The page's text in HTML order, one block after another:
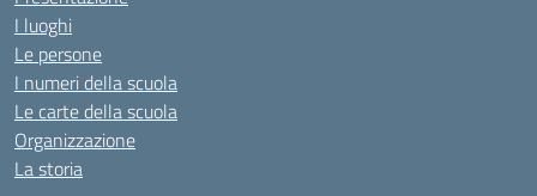
I luoghi
Le persone
I numeri della scuola
Le carte della scuola
Organizzazione
La storia